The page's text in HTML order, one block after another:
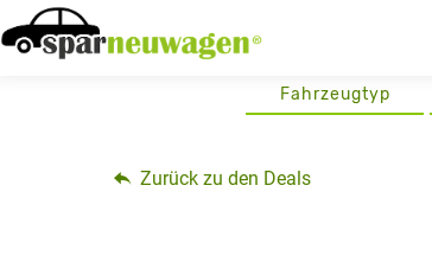
Skip
to
Fahrzeugtyp
Zurück zu den Deals